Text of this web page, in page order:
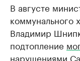
В августе
коммунального
Владимир
подтопление
нарушениями